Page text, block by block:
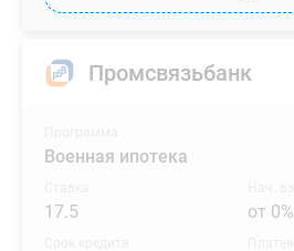
Промсвязьбанк
Военная ипотека
17.5 от 0%